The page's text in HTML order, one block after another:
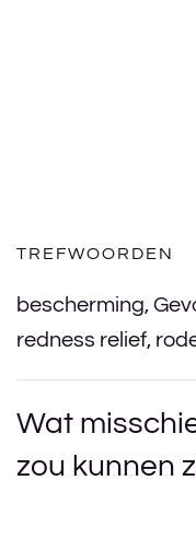
TREFWOORDEN
bescherming,
redness relief,
Wat
zou kunnen